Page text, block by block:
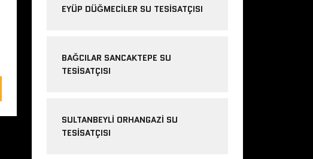
EYÜP DÜĞMECILER SU TESISATÇISI
BAĞCILAR SANCAKTEPE SU
TESISATÇISI
SULTANBEYLI ORHANGAZI SU
TESISATÇISI